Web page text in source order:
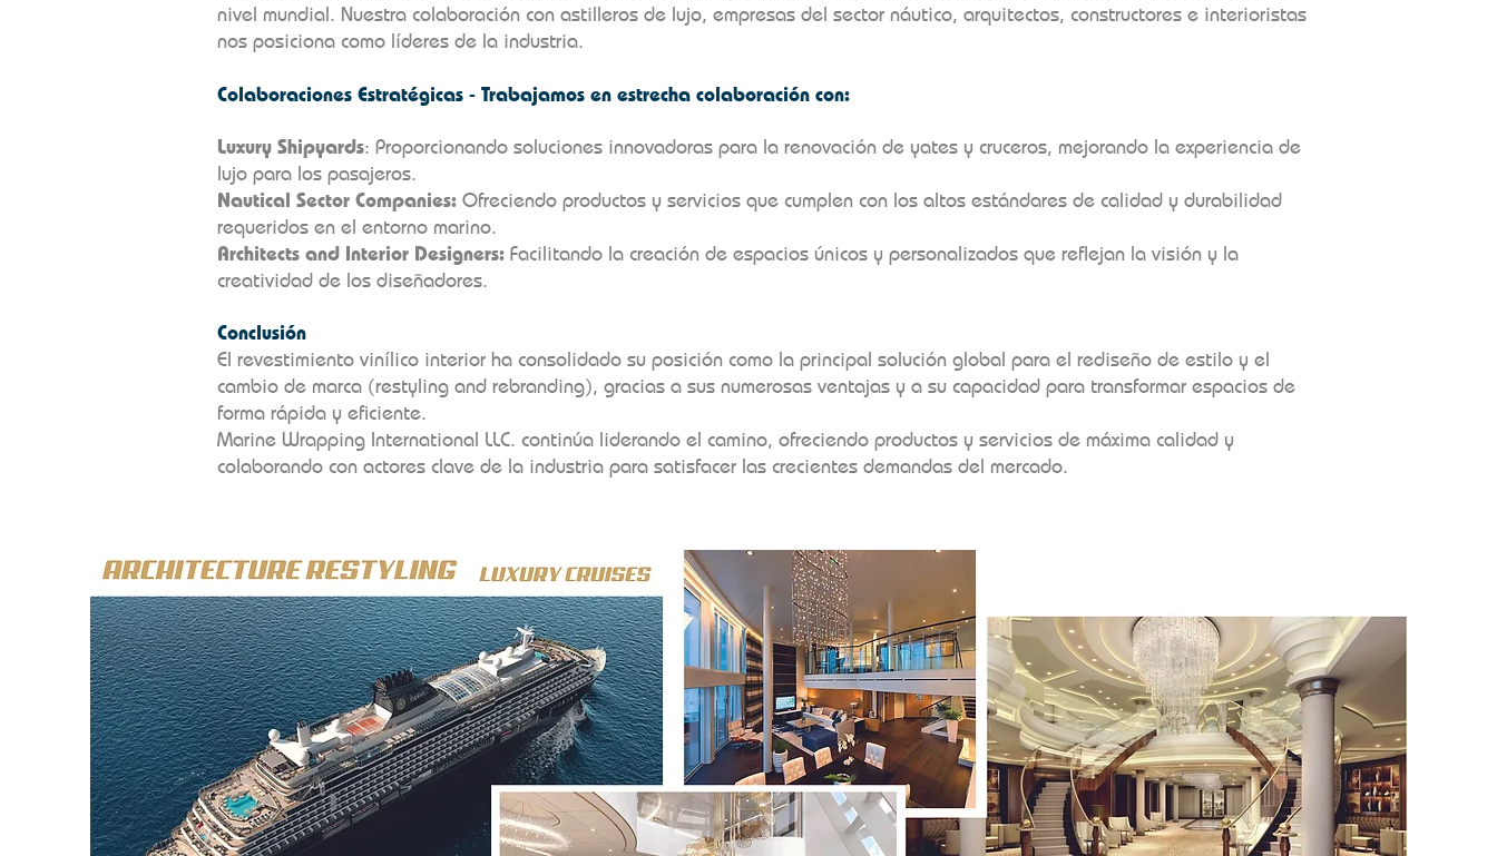
nivel mundial. Nuestra colaboración con astilleros de lujo, empresas del sector náutico, arquitectos, constructores e interioristas
nos posiciona como líderes de la industria.
Colaboraciones Estratégicas - Trabajamos en estrecha colaboración con:
Luxury Shipyards: Proporcionando soluciones innovadoras para la renovación de yates y cruceros, mejorando la experiencia de
lujo para los pasajeros.
Nautical Sector Companies: Ofreciendo productos y servicios que cumplen con los altos estándares de calidad y durabilidad
requeridos en el entorno marino.
Architects and Interior Designers: Facilitando la creación de espacios únicos y personalizados que reflejan la visión y la
creatividad de los diseñadores.
Conclusión
El revestimiento vinílico interior ha consolidado su posición como la principal solución global para el rediseño de estilo y el
cambio de marca (restyling and rebranding), gracias a sus numerosas ventajas y a su capacidad para transformar espacios de
forma rápida y eficiente.
Marine Wrapping International LLC. continúa liderando el camino, ofreciendo productos y servicios de máxima calidad y
colaborando con actores clave de la industria para satisfacer las crecientes demandas del mercado.